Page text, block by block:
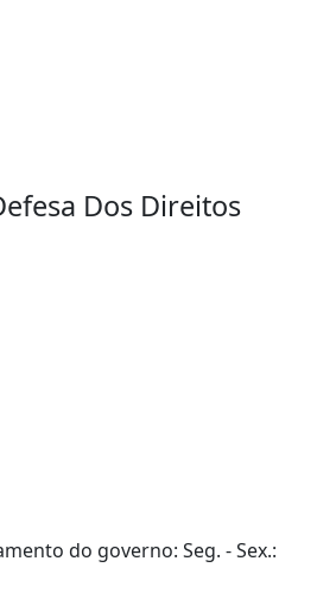
Dos Direitos
do governo: Seg. - Sex.: